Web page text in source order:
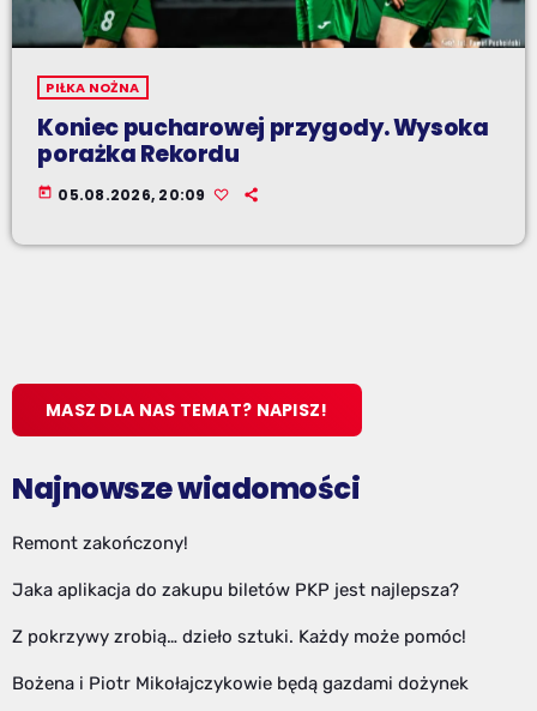
PIŁKA NOŻNA
Koniec pucharowej przygody. Wysoka
porażka Rekordu
today 05.08.2026, 20:09
MASZ DLA NAS TEMAT? NAPISZ!
Najnowsze wiadomości
Remont zakończony!
Jaka aplikacja do zakupu biletów PKP jest najlepsza?
Z pokrzywy zrobią… dzieło sztuki. Każdy może pomóc!
Bożena i Piotr Mikołajczykowie będą gazdami dożynek